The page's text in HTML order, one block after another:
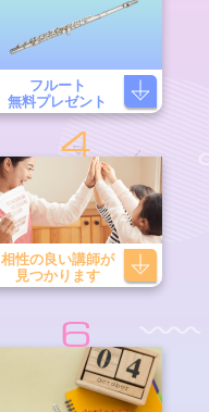
フルート
無料プレゼント
4
相性の良い講師が
見つかります
6